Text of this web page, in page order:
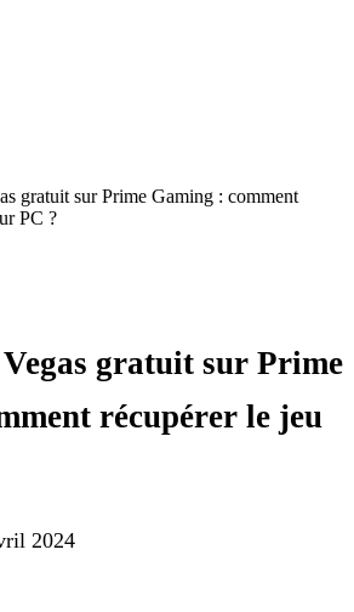
gratuit sur Prime Gaming : comment
PC ?
gratuit sur Prime
récupérer le jeu
2024